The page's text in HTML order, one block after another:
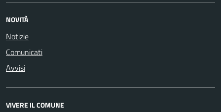
NOVITÀ
Notizie
Comunicati
Avvisi
VIVERE IL COMUNE